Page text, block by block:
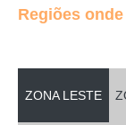
Regiões
ZONA LESTE